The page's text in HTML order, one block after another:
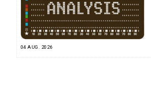
04 AUG. 2026